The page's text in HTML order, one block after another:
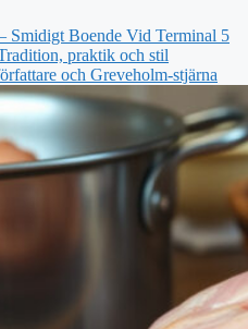
Smidigt Boende Vid Terminal 5
praktik och stil
och Greveholm-stjärna